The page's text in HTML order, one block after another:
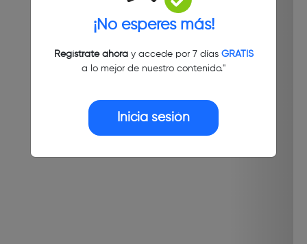
¡No esperes más!
Regístrate ahoray accede por 7 días GRATIS
a lo mejor de nuestro contenido."
Inicia sesión